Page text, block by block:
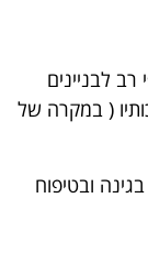
לבניינים
( במקרה של
ובטיפוח